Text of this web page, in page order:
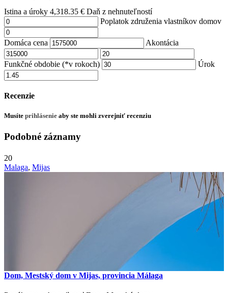
Istina a úroky 4,318.35 € Daň z nehnuteľností
Poplatok združenia vlastníkov domov
Domáca cena Akontácia
Funkčné obdobie (*v rokoch) Úrok
Recenzie
Musíte prihlásenie aby ste mohli zverejniť recenziu
Podobné záznamy
20
Malaga, Mijas
Dom, Mestský dom v Mijas, provincia Málaga